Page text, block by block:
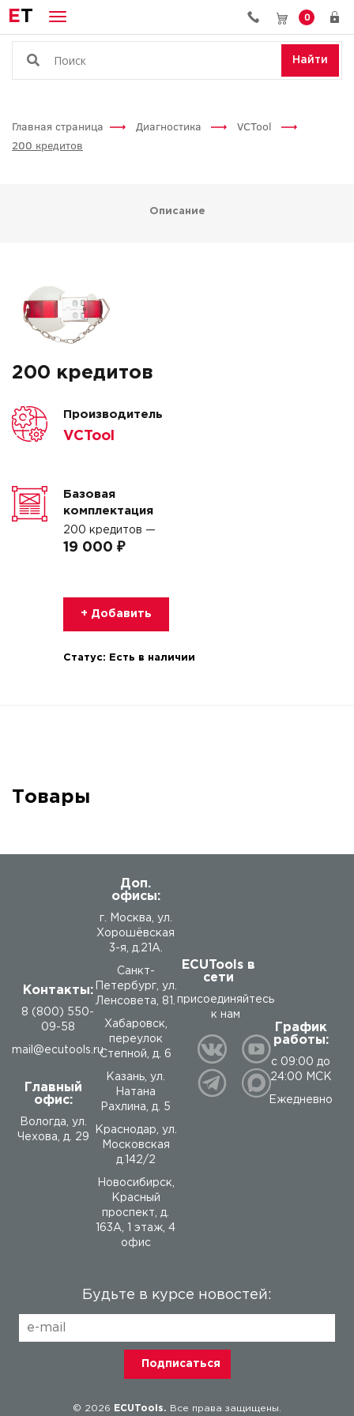
ET 0
Найти
Главная страница Диагностика
VCTool
200 кредитов
Описание
200 кредитов
Производитель
VCTool
Базовая
комплектация
200 кредитов —
19 000 ₽
+ Добавить
Статус: Есть в наличии
Товары
Контакты:
8 (800) 550-
09-58
mail@ecutools.ru
Главный
офис:
Вологда, ул.
Чехова, д. 29
Доп.
офисы:
г. Москва, ул.
Хорошёвская
3-я, д.21А.
Санкт-
Петербург, ул.
Ленсовета, 81.
Хабаровск,
переулок
Степной, д. 6
Казань, ул.
Натана
Рахлина, д. 5
Краснодар, ул.
Московская
д.142/2
Новосибирск,
Красный
проспект, д.
163А, 1 этаж, 4
офис
ECUTools в
сети
присоединяйтесь
к нам
График
работы:
с 09:00 до
24:00 МСК
Ежедневно
Будьте в курсе новостей:
© 2026 ECUTools. Все права защищены.